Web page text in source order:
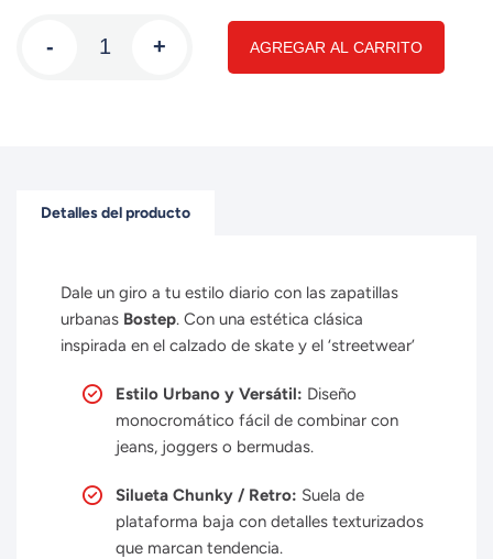
- + AGREGAR AL CARRITO
Detalles del producto
Dale un giro a tu estilo diario con las zapatillas
urbanas Bostep. Con una estética clásica
inspirada en el calzado de skate y el ‘streetwear’
Estilo Urbano y Versátil: Diseño
monocromático fácil de combinar con
jeans, joggers o bermudas.
Silueta Chunky / Retro: Suela de
plataforma baja con detalles texturizados
que marcan tendencia.